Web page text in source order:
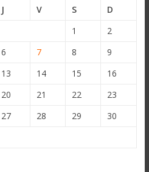
J V S
D
1
2
6 7 8
9
13 14 15
16
20 21 22
23
27 28 29
30